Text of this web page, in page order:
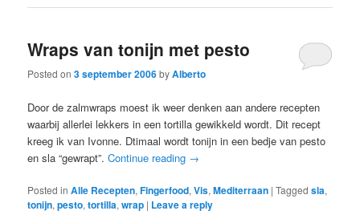
Wraps van tonijn met pesto
Posted on3 september 2006byAlberto
Door de zalmwraps moest ik weer denken aan andere recepten
waarbij allerlei lekkers in een tortilla gewikkeld wordt. Dit recept
kreeg ik van Ivonne. Dtimaal wordt tonijn in een bedje van pesto
en sla “gewrapt”.Continue reading →
Posted in Alle Recepten,Fingerfood,Vis,Mediterraan |Tagged sla,
tonijn,pesto,tortilla,wrap | Leave a reply